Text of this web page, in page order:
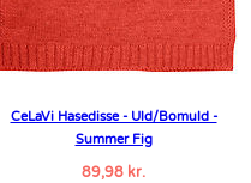
CeLaVi Hasedisse - Uld/Bomuld -
Summer Fig
89,98 kr.